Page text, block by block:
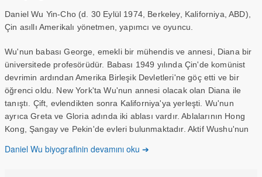
Daniel Wu Yin-Cho (d. 30 Eylül 1974, Berkeley, Kaliforniya, ABD),
Çin asıllı Amerikalı yönetmen, yapımcı ve oyuncu.
Wu'nun babası George, emekli bir mühendis ve annesi, Diana bir
üniversitede profesörüdür. Babası 1949 yılında Çin'de komünist
devrimin ardından Amerika Birleşik Devletleri'ne göç etti ve bir
öğrenci oldu. New York'ta Wu'nun annesi olacak olan Diana ile
tanıştı. Çift, evlendikten sonra Kaliforniya'ya yerleşti. Wu'nun
ayrıca Greta ve Gloria adında iki ablası vardır. Ablalarının Hong
Kong, Şangay ve Pekin'de evleri bulunmaktadır. Aktif Wushu'nun
2010 tarihinde, Güney Afrika'da Lisa S. ile evlendi. Kızları Raven,
Daniel Wu biyografinin devamını oku ➔